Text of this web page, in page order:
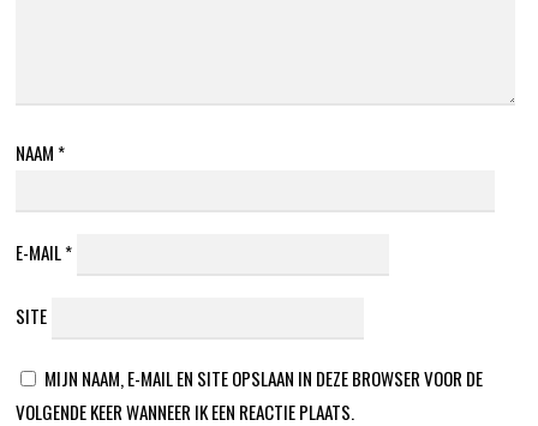
NAAM *
E-MAIL*
SITE
MIJN NAAM, E-MAIL EN SITE OPSLAAN IN DEZE BROWSER VOOR DE
VOLGENDE KEER WANNEER IK EEN REACTIE PLAATS.